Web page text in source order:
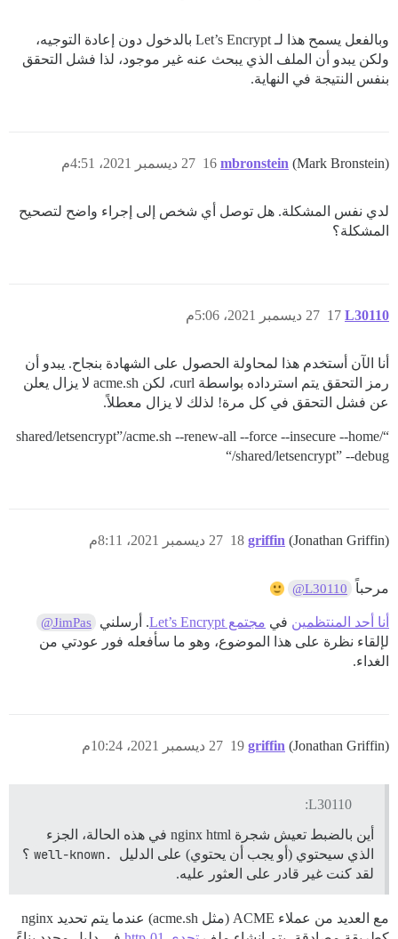
وبالفعل يسمح هذا لـ Let’s Encrypt بالدخول دون إعادة التوجيه،
ولكن يبدو أن الملف الذي يبحث عنه غير موجود، لذا فشل التحقق
بنفس النتيجة في النهاية.
mbronstein (Mark Bronstein) 27 ديسمبر 2021، 4:51م 16
لدي نفس المشكلة. هل توصل أي شخص إلى إجراء واضح لتصحيح
المشكلة؟
L30110 27 ديسمبر 2021، 5:06م 17
أنا الآن أستخدم هذا لمحاولة الحصول على الشهادة بنجاح. يبدو أن
رمز التحقق يتم استرداده بواسطة curl، لكن acme.sh لا يزال يعلن
عن فشل التحقق في كل مرة! لذلك لا يزال معطلاً.
“/shared/letsencrypt”/acme.sh --renew-all --force --insecure --home
“/shared/letsencrypt” --debug
griffin (Jonathan Griffin) 27 ديسمبر 2021، 8:11م 18
مرحباً @L30110
أنا أحد المنتظمين في مجتمع Let’s Encrypt . أرسلني @JimPas
لإلقاء نظرة على هذا الموضوع، وهو ما سأفعله فور عودتي من
الغداء.
griffin (Jonathan Griffin) 27 ديسمبر 2021، 10:24م 19
L30110:
أين بالضبط تعيش شجرة nginx html في هذه الحالة، الجزء
الذي سيحتوي (أو يجب أن يحتوي) على الدليل
.well-known
؟
لقد كنت غير قادر على العثور عليه.
مع العديد من عملاء ACME (مثل acme.sh) عندما يتم تحديد nginx